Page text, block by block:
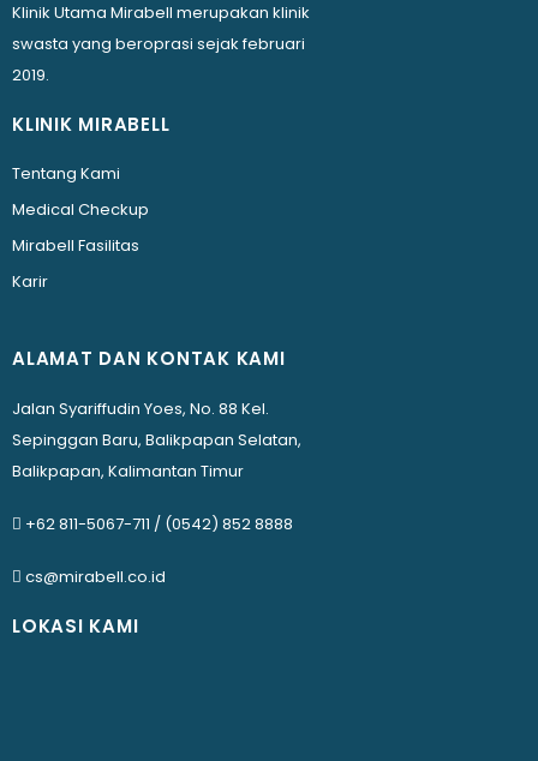
Klinik Utama Mirabell merupakan klinik
swasta yang beroprasi sejak februari
2019.
KLINIK MIRABELL
Tentang Kami
Medical Checkup
Mirabell Fasilitas
Karir
ALAMAT DAN KONTAK KAMI
Jalan Syariffudin Yoes, No. 88 Kel.
Sepinggan Baru, Balikpapan Selatan,
Balikpapan, Kalimantan Timur
+62 811-5067-711 / (0542) 852 8888
cs@mirabell.co.id
LOKASI KAMI